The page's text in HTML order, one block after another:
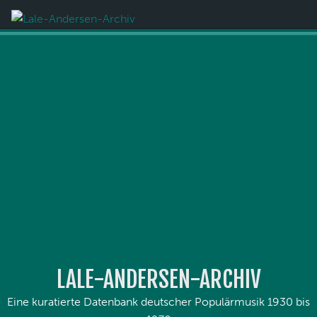
LALE-ANDERSEN-ARCHIV
Eine kuratierte Datenbank deutscher Populärmusik 1930 bis